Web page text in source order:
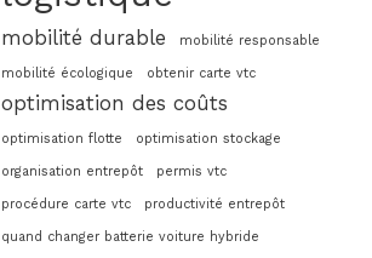
mobilité durable mobilité responsable
mobilité écologique obtenir carte vtc
optimisation des coûts
optimisation flotte optimisation stockage
organisation entrepôt permis vtc
procédure carte vtc productivité entrepôt
quand changer batterie voiture hybride